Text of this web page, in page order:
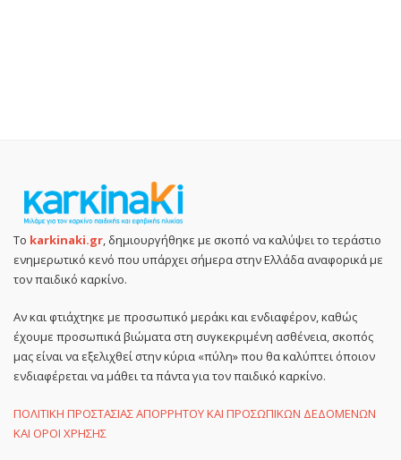
Το karkinaki.gr, δημιουργήθηκε με σκοπό να καλύψει το τεράστιο
ενημερωτικό κενό που υπάρχει σήμερα στην Ελλάδα αναφορικά με
τον παιδικό καρκίνο.
Αν και φτιάχτηκε με προσωπικό μεράκι και ενδιαφέρον, καθώς
έχουμε προσωπικά βιώματα στη συγκεκριμένη ασθένεια, σκοπός
μας είναι να εξελιχθεί στην κύρια «πύλη» που θα καλύπτει όποιον
ενδιαφέρεται να μάθει τα πάντα για τον παιδικό καρκίνο.
ΠΟΛΙΤΙΚΗ ΠΡΟΣΤΑΣΙΑΣ ΑΠΟΡΡΗΤΟΥ ΚΑΙ ΠΡΟΣΩΠΙΚΩΝ ΔΕΔΟΜΕΝΩΝ
ΚΑΙ ΟΡΟΙ ΧΡΗΣΗΣ